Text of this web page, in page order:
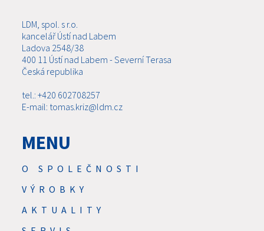
LDM, spol. s r.o.
kancelář Ústí nad Labem
Ladova 2548/38
400 11 Ústí nad Labem - Severní Terasa
Česká republika
tel.: +420 602708257
E-mail: tomas.kriz@ldm.cz
MENU
O SPOLEČNOSTI
VÝROBKY
AKTUALITY